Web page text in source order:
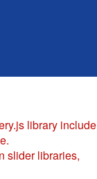
library include
slider libraries,